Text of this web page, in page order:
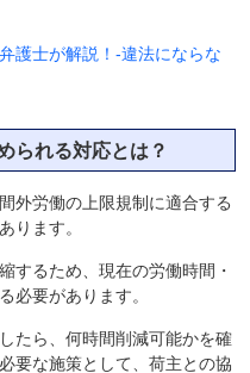
護士が解説！-違法にならな
られる対応とは？
外労働の上限規制に適合する
ります。
するため、現在の労働時間・
必要があります。
たら、何時間削減可能かを確
要な施策として、荷主との協